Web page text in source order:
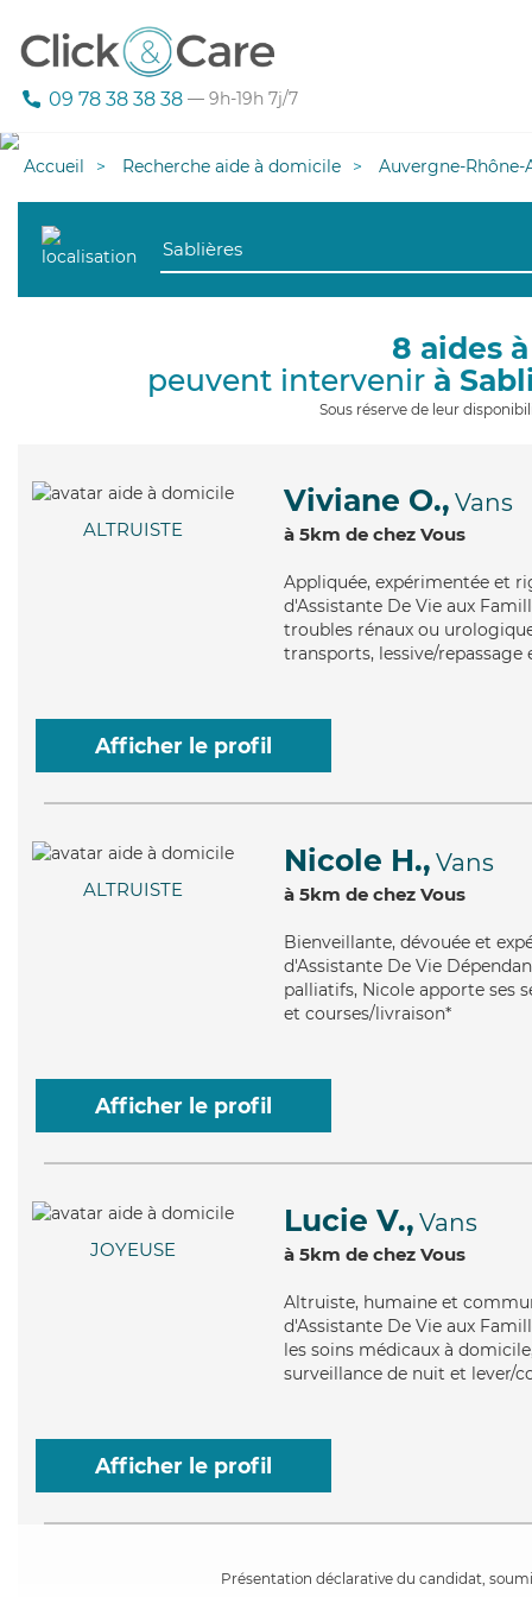
09 78 38 38 38 — 9h-19h 7j/7
Accueil Recherche aide à domicile Auvergne-Rhône-
8 aides
peuvent intervenir à
Sous réserve de leur
ALTRUISTE
Viviane O., Vans
à 5km de chez Vous
Appliquée, expérimentée et
d'Assistante De Vie aux
troubles rénaux ou
transports, lessive/
Afficher le profil
ALTRUISTE
Nicole H., Vans
à 5km de chez Vous
Bienveillante, dévouée et
d'Assistante De Vie
palliatifs, Nicole apporte ses
et courses/livraison*
Afficher le profil
JOYEUSE
Lucie V., Vans
à 5km de chez Vous
Altruiste, humaine et
d'Assistante De Vie aux
les soins médicaux à
surveillance de nuit et lever/
Afficher le profil
Présentation déclarative du candidat,